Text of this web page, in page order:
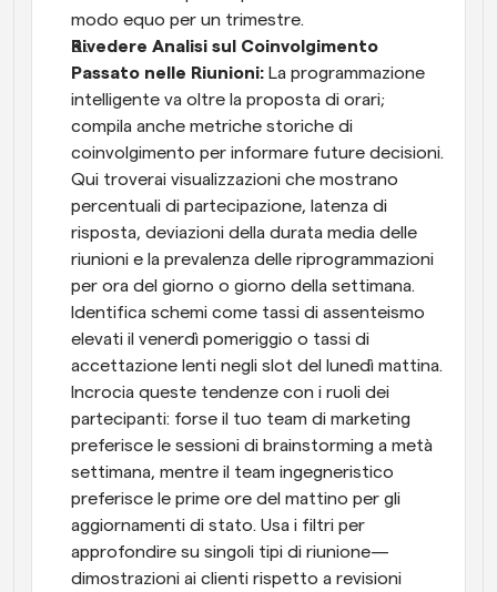
modo equo per un trimestre.
Rivedere Analisi sul Coinvolgimento
Passato nelle Riunioni: La programmazione
intelligente va oltre la proposta di orari;
compila anche metriche storiche di
coinvolgimento per informare future decisioni.
Qui troverai visualizzazioni che mostrano
percentuali di partecipazione, latenza di
risposta, deviazioni della durata media delle
riunioni e la prevalenza delle riprogrammazioni
per ora del giorno o giorno della settimana.
Identifica schemi come tassi di assenteismo
elevati il venerdì pomeriggio o tassi di
accettazione lenti negli slot del lunedì mattina.
Incrocia queste tendenze con i ruoli dei
partecipanti: forse il tuo team di marketing
preferisce le sessioni di brainstorming a metà
settimana, mentre il team ingegneristico
preferisce le prime ore del mattino per gli
aggiornamenti di stato. Usa i filtri per
approfondire su singoli tipi di riunione—
dimostrazioni ai clienti rispetto a revisioni